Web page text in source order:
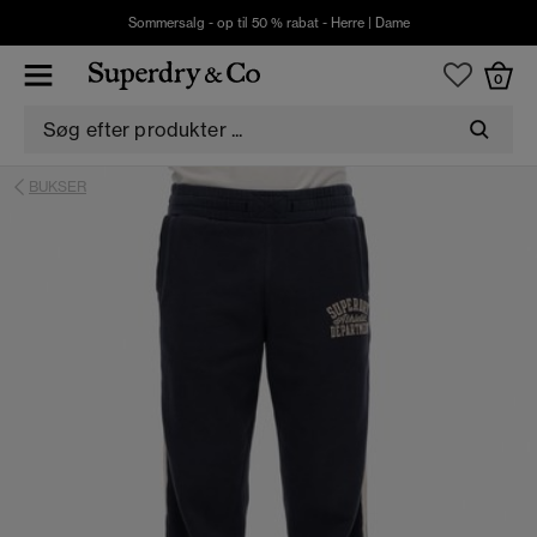
Sommersalg - op til 50 % rabat - Herre| Dame
0
BUKSER